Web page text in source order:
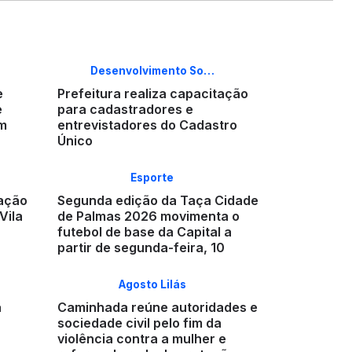
Desenvolvimento So…
Prefeitura realiza capacitação
para cadastradores e
entrevistadores do Cadastro
Único
Esporte
Segunda edição da Taça Cidade
de Palmas 2026 movimenta o
futebol de base da Capital a
partir de segunda-feira, 10
Agosto Lilás
Caminhada reúne autoridades e
sociedade civil pelo fim da
violência contra a mulher e